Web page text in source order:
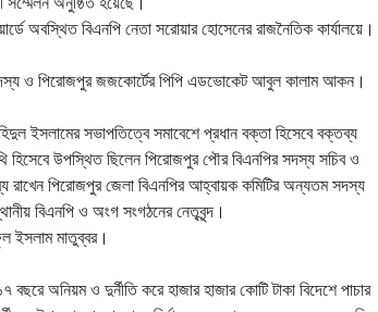
অবস্থিত বিএনপি নেতা সরোয়ার হোসেনের রাজনৈতিক কার্যালয়ে।
ও পিরোজপুর জজকোর্টের পিপি এডভোকেট আবুল কালাম আকন।
ইসলামের সভাপতিত্বে সমাবেশে প্রধান বক্তা হিসেবে বক্তব্য
হিসেবে উপস্থিত ছিলেন পিরোজপুর পৌর বিএনপির সদস্য সচিব ও
রাখেন পিরোজপুর জেলা বিএনপির আহ্বায়ক কমিটির অন্যতম সদস্য
বিএনপি ও অংগ সংগঠনের নেতৃবৃন্দ।
ইসলাম মাতুব্বর।
অনিয়ম ও দুর্নীতি করে হাজার হাজার কোটি টাকা বিদেশে পাচার